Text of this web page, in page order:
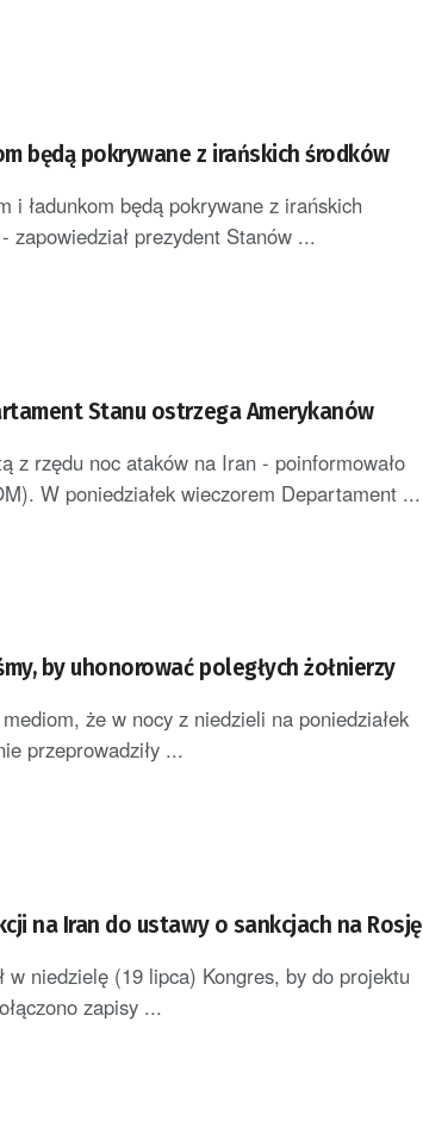
będą pokrywane z irańskich środków
i ładunkom będą pokrywane z irańskich
zapowiedział prezydent Stanów ...
Stanu ostrzega Amerykanów
z rzędu noc ataków na Iran - poinformowało
W poniedziałek wieczorem Departament ...
by uhonorować poległych żołnierzy
że w nocy z niedzieli na poniedziałek
przeprowadziły ...
na Iran do ustawy o sankcjach na Rosję
w niedzielę (19 lipca) Kongres, by do projektu
zapisy ...